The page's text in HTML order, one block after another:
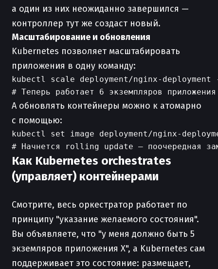
а один из них неожиданно завершился —
контроллер тут же создаст новый.
Масштабирование и обновления
Kubernetes позволяет масштабировать
приложения в одну команду:
kubectl scale deployment/nginx-
А обновлять контейнеры можно к атомарно
с помощью:
kubectl set image deployment/nginx-
Как Kubernetes orchestrates
(управляет) контейнерами
Смотрите, весь оркестратор работает по
принципу "указание желаемого состояния".
Вы объявляете, что "у меня должно быть 5
экземляров приложения X", а Kubernetes сам
поддерживает это состояние: размещает,